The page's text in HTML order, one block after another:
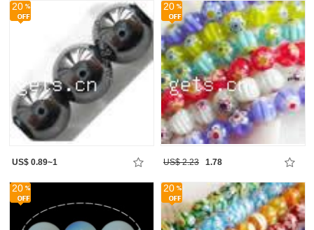
20
US$ 0.89~1
20
US$ 2.23 1.78
20 20